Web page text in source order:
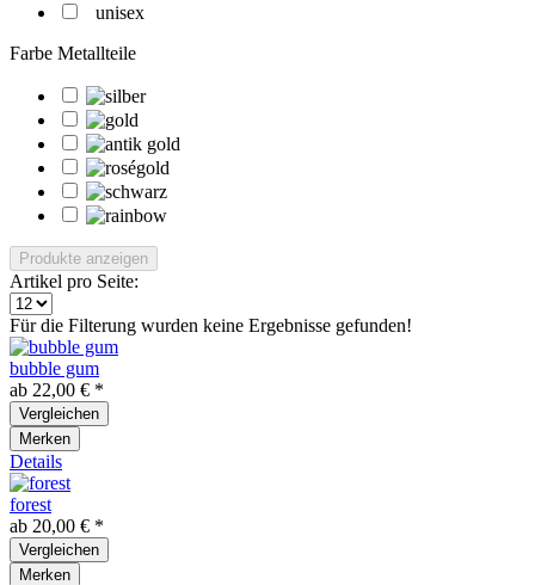
unisex
Farbe Metallteile
Produkte anzeigen
Artikel pro Seite:
Für die Filterung wurden keine Ergebnisse gefunden!
bubble gum
ab 22,00 € *
Vergleichen
Merken
Details
forest
ab 20,00 € *
Vergleichen
Merken